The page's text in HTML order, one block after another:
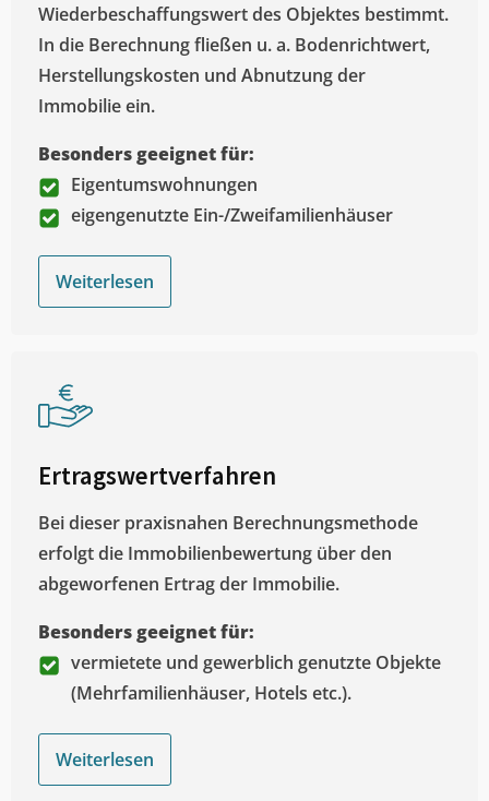
Wiederbeschaffungswert des Objektes bestimmt.
In die Berechnung fließen u. a. Bodenrichtwert,
Herstellungskosten und Abnutzung der
Immobilie ein.
Besonders geeignet für:
Eigentumswohnungen
eigengenutzte Ein-/Zweifamilienhäuser
Weiterlesen
Ertragswertverfahren
Bei dieser praxisnahen Berechnungsmethode
erfolgt die Immobilienbewertung über den
abgeworfenen Ertrag der Immobilie.
Besonders geeignet für:
vermietete und gewerblich genutzte Objekte
(Mehrfamilienhäuser, Hotels etc.).
Weiterlesen